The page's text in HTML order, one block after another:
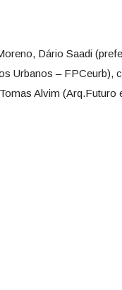
Dário Saadi
Urbanos – FPCeurb),
Alvim (Arq.Futuro